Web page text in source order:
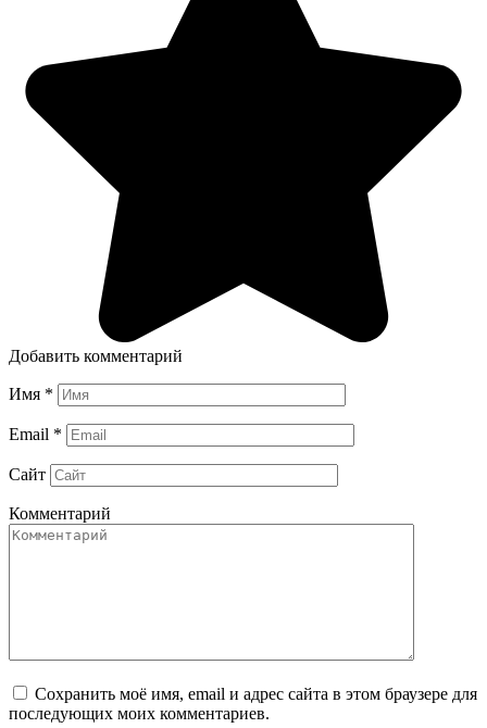
Добавить комментарий
Имя *
Email *
Сайт
Комментарий
Сохранить моё имя, email и адрес сайта в этом браузере для
последующих моих комментариев.